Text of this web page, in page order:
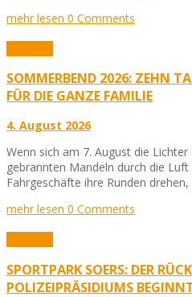
mehr lesen 0 Comments
SOMMERBEND 2026: ZEHN
FÜR DIE GANZE FAMILIE
4. August 2026
Wenn sich am 7. August die
gebrannten Mandeln durch die
Fahrgeschäfte ihre Runden
mehr lesen 0 Comments
SPORTPARK SOERS: DER
POLIZEIPRÄSIDIUMS